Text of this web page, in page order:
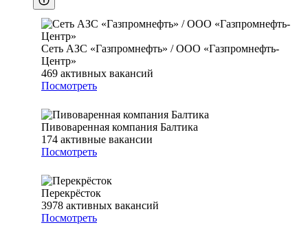
Сеть АЗС «Газпромнефть» / ООО «Газпромнефть-
Центр»
469 активных вакансий
Посмотреть
Пивоваренная компания Балтика
174 активные вакансии
Посмотреть
Перекрёсток
3978 активных вакансий
Посмотреть